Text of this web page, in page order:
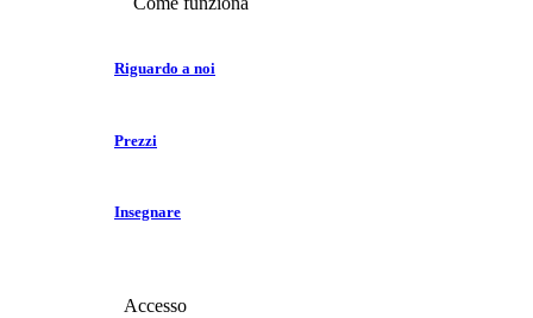
Riguardo a noi
Prezzi
Insegnare
Accesso